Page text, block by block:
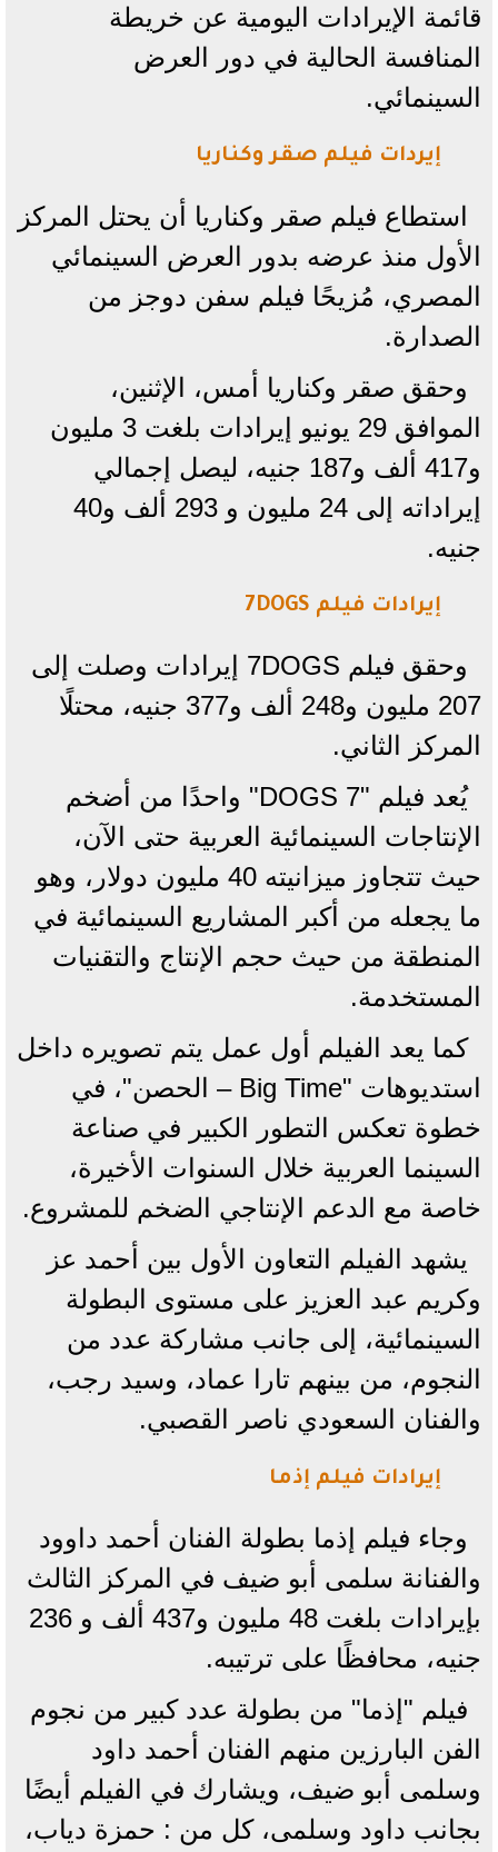
قائمة الإيرادات اليومية عن خريطة
المنافسة الحالية في دور العرض
السينمائي.
إيردات فيلم صقر وكناريا
استطاع فيلم صقر وكناريا أن يحتل المركز
الأول منذ عرضه بدور العرض السينمائي
المصري، مُزيحًا فيلم سفن دوجز من
الصدارة.
وحقق صقر وكناريا أمس، الإثنين،
الموافق 29 يونيو إيرادات بلغت 3 مليون
و417 ألف و187 جنيه، ليصل إجمالي
إيراداته إلى 24 مليون و 293 ألف و40
جنيه.
إيرادات فيلم 7DOGS
وحقق فيلم 7DOGS إيرادات وصلت إلى
207 مليون و248 ألف و377 جنيه، محتلًا
المركز الثاني.
يُعد فيلم "7 DOGS" واحدًا من أضخم
الإنتاجات السينمائية العربية حتى الآن،
حيث تتجاوز ميزانيته 40 مليون دولار، وهو
ما يجعله من أكبر المشاريع السينمائية في
المنطقة من حيث حجم الإنتاج والتقنيات
المستخدمة.
كما يعد الفيلم أول عمل يتم تصويره داخل
استديوهات "Big Time – الحصن"، في
خطوة تعكس التطور الكبير في صناعة
السينما العربية خلال السنوات الأخيرة،
خاصة مع الدعم الإنتاجي الضخم للمشروع.
يشهد الفيلم التعاون الأول بين أحمد عز
وكريم عبد العزيز على مستوى البطولة
السينمائية، إلى جانب مشاركة عدد من
النجوم، من بينهم تارا عماد، وسيد رجب،
والفنان السعودي ناصر القصبي.
إيرادات فيلم إذما
وجاء فيلم إذما بطولة الفنان أحمد داوود
والفنانة سلمى أبو ضيف في المركز الثالث
بإيرادات بلغت 48 مليون و437 ألف و 236
جنيه، محافظًا على ترتيبه.
فيلم "إذما" من بطولة عدد كبير من نجوم
الفن البارزين منهم الفنان أحمد داود
وسلمى أبو ضيف، ويشارك في الفيلم أيضًا
بجانب داود وسلمى، كل من : حمزة دياب،